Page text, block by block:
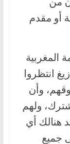
أو مقدم
المغربية
انتظروا
وأن
ولهم
هنالك أي
جميع